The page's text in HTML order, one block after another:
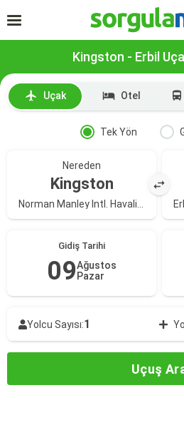
Kingston - Erbil
Uçak Otel
Tek Yön
Nereden
Kingston
Gidiş Tarihi
09Ağustos
Pazar
Yolcu Sayısı:1
Uçuş